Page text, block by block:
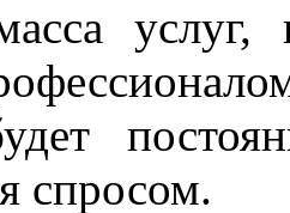
услуг,
спросом.